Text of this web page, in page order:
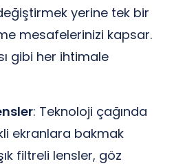
yerine tek bir
mesafelerinizi kapsar.
gibi her ihtimale
: Teknoloji çağında
ekranlara bakmak
filtreli lensler, göz